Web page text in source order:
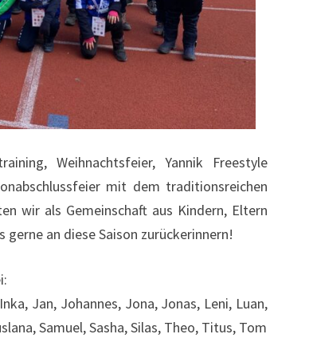
Weihnachtsfeier, Yannik Freestyle
mit dem traditionsreichen
wir als Gemeinschaft aus Kindern, Eltern
an diese Saison zurückerinnern!
Jan, Johannes, Jona, Jonas, Leni, Luan,
Samuel, Sasha, Silas, Theo, Titus, Tom